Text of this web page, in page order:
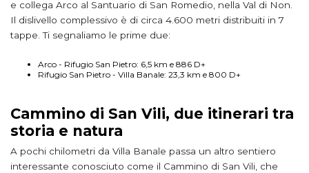
e collega Arco al Santuario di San Romedio, nella Val di Non.
Il dislivello complessivo è di circa 4.600 metri distribuiti in 7
tappe. Ti segnaliamo le prime due:
Arco - Rifugio San Pietro: 6,5 km e 886 D+
Rifugio San Pietro - Villa Banale: 23,3 km e 800 D+
Cammino di San Vili, due itinerari tra
storia e natura
A pochi chilometri da Villa Banale passa un altro sentiero
interessante conosciuto come il Cammino di San Vili, che